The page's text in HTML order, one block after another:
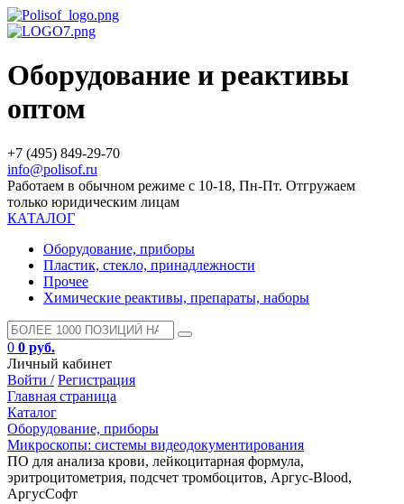
Оборудование и реактивы
оптом
+7 (495) 849-29-70
info@polisof.ru
Работаем в обычном режиме с 10-18, Пн-Пт. Отгружаем
только юридическим лицам
КАТАЛОГ
Оборудование, приборы
Пластик, стекло, принадлежности
Прочее
Химические реактивы, препараты, наборы
0 0 руб.
Личный кабинет
Войти / Регистрация
Главная страница
Каталог
Оборудование, приборы
Микроскопы: системы видеодокументирования
ПО для анализа крови, лейкоцитарная формула,
эритроцитометрия, подсчет тромбоцитов, Аргус-Blood,
АргусСофт